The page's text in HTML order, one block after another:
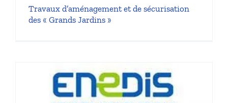
Travaux d’aménagement et de sécurisation
des « Grands Jardins »